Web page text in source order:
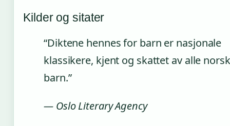
Kilder og sitater
“Diktene hennes for barn er nasjonale
klassikere, kjent og skattet av alle
barn.”
— Oslo Literary Agency